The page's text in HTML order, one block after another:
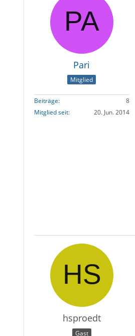
Pari
Mitglied
Beiträge
8
Mitglied seit
20. Jun. 2014
hsproedt
Gast